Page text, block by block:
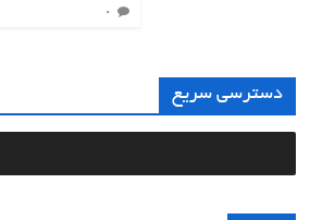
۰
دسترسی سریع